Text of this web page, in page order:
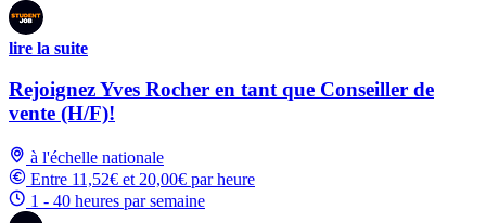
lire la suite
Rejoignez Yves Rocher en tant que Conseiller de
vente (H/F)!
à l'échelle nationale
Entre 11,52€ et 20,00€ par heure
1 - 40 heures par semaine